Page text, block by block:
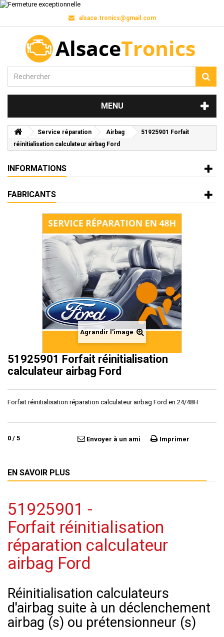
alsace.tronics@gmail.com
MENU
Service réparation Airbag
51925901 Forfait
réinitialisation calculateur airbag Ford
INFORMATIONS
FABRICANTS
Agrandir l'image
51925901 Forfait réinitialisation
calculateur airbag Ford
Forfait réinitialisation réparation calculateur airbag Ford en 24/48H
0 / 5 Envoyer à un ami Imprimer
EN SAVOIR PLUS
51925901 -
Forfait réinitialisation
réparation calculateur
airbag Ford
Réinitialisation calculateurs
d'airbag suite à un déclenchement
airbag (s) ou prétensionneur (s)